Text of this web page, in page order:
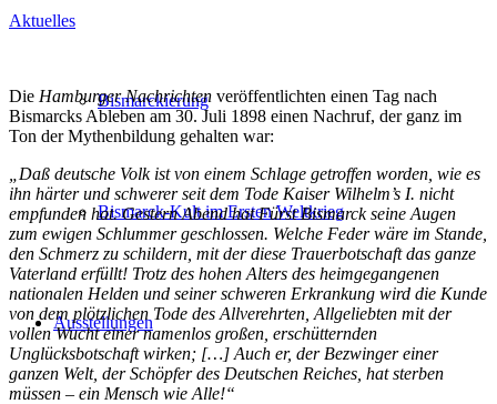
Bismarckierung
Bismarck-Kult im Ersten Weltkrieg
Ausstellungen
Aktuelles
Die Hamburger Nachrichten veröffentlichten einen Tag nach
Bismarcks Ableben am 30. Juli 1898 einen Nachruf, der ganz im
Ton der Mythenbildung gehalten war:
„Daß deutsche Volk ist von einem Schlage getroffen worden, wie es
ihn härter und schwerer seit dem Tode Kaiser Wilhelm’s I. nicht
empfunden hat. Gestern Abend hat Fürst Bismarck seine Augen
zum ewigen Schlummer geschlossen. Welche Feder wäre im Stande,
den Schmerz zu schildern, mit der diese Trauerbotschaft das ganze
Vaterland erfüllt! Trotz des hohen Alters des heimgegangenen
nationalen Helden und seiner schweren Erkrankung wird die Kunde
von dem plötzlichen Tode des Allverehrten, Allgeliebten mit der
vollen Wucht einer namenlos großen, erschütternden
Unglücksbotschaft wirken; […] Auch er, der Bezwinger einer
ganzen Welt, der Schöpfer des Deutschen Reiches, hat sterben
müssen – ein Mensch wie Alle!“